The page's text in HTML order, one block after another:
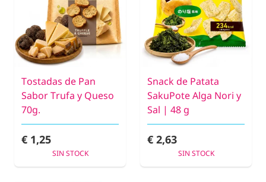
Tostadas de Pan
Sabor Trufa y Queso
70g.
€ 1,25
SIN STOCK
Snack de Patata
SakuPote Alga Nori y
Sal | 48 g
€ 2,63
SIN STOCK